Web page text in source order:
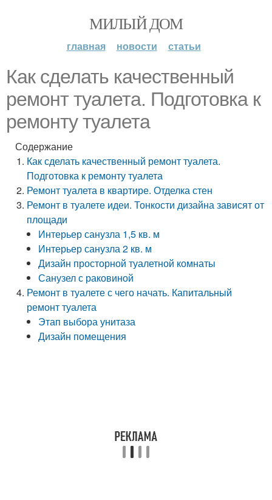
МИЛЫЙ ДОМ
главная новости статьи
Как сделать качественный
ремонт туалета. Подготовка к
ремонту туалета
Содержание
Как сделать качественный ремонт туалета.
Подготовка к ремонту туалета
Ремонт туалета в квартире. Отделка стен
Ремонт в туалете идеи. Тонкости дизайна зависят от
площади
Интерьер санузла 1,5 кв. м
Интерьер санузла 2 кв. м
Дизайн просторной туалетной комнаты
Санузел с раковиной
Ремонт в туалете с чего начать. Капитальный
ремонт туалета
Этап выбора унитаза
Дизайн помещения